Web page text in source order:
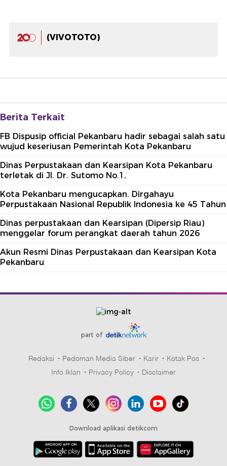
(VIVOTOTO)
Berita Terkait
FB Dispusip official Pekanbaru hadir sebagai salah satu
wujud keseriusan Pemerintah Kota Pekanbaru
Dinas Perpustakaan dan Kearsipan Kota Pekanbaru
terletak di Jl. Dr. Sutomo No.1,
Kota Pekanbaru mengucapkan. Dirgahayu
Perpustakaan Nasional Republik Indonesia ke 45 Tahun
Dinas perpustakaan dan Kearsipan (Dipersip Riau)
menggelar forum perangkat daerah tahun 2026
Akun Resmi Dinas Perpustakaan dan Kearsipan Kota
Pekanbaru
part of
Redaksi Pedoman Media Siber Karir
Kotak Pos
Info Iklan
Privacy Policy Disclaimer
Download aplikasi detikcom